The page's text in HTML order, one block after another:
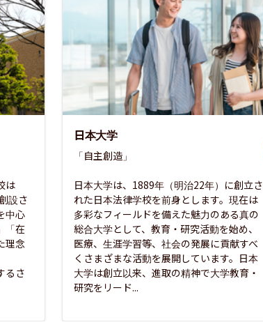
は
設さ
中心
「在
理念
るさ
日本大学
「自主創造」
日本大学は、1889年（明治22年）に創立さ
れた日本法律学校を前身とします。現在は
多彩なフィールドを備えた魅力のある真の
総合大学として、教育・研究活動を始め、
医療、生涯学習等、社会の発展に貢献すべ
くさまざまな活動を展開しています。日本
大学は創立以来、進取の精神で大学教育・
研究をリード...